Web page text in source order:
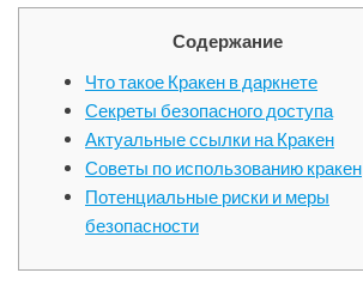
Содержание
Что такое Кракен в даркнете
Секреты безопасного доступа
Актуальные ссылки на Кракен
Советы по использованию кракен
Потенциальные риски и меры
безопасности